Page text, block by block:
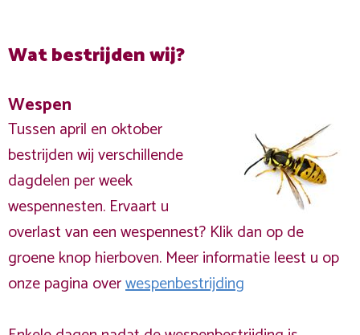
Wat bestrijden wij?
Wespen
Tussen april en oktober
bestrijden wij verschillende
dagdelen per week
wespennesten. Ervaart u
overlast van een wespennest? Klik dan op de
groene knop hierboven. Meer informatie leest u op
onze pagina overwespenbestrijding